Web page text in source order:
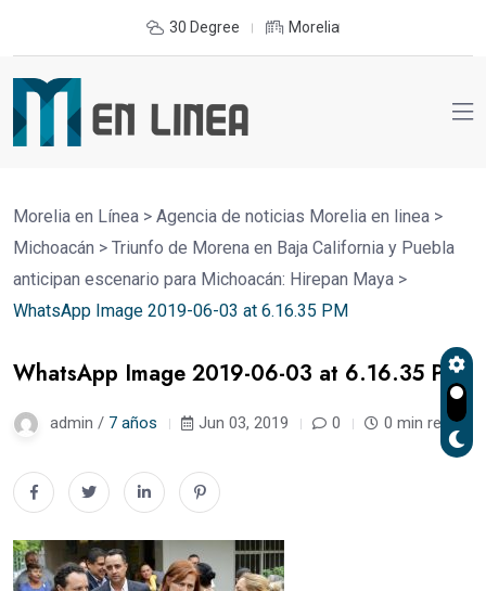
30 Degree Morelia
Morelia en Línea > Agencia de noticias Morelia en linea >
Michoacán > Triunfo de Morena en Baja California y Puebla
anticipan escenario para Michoacán: Hirepan Maya >
WhatsApp Image 2019-06-03 at 6.16.35 PM
WhatsApp Image 2019-06-03 at 6.16.35 PM
admin / 7 años Jun 03, 2019 0 0 min read